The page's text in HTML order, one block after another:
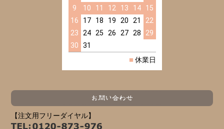
9
10 11 12 13 14
15
16
17 18 19 20 21
22
23
24 25 26 27 28
29
30
31
■ 休業日
【注文用フリーダイヤル】